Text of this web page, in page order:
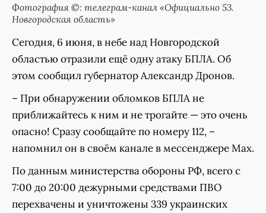
Фотография ©: телеграм-канал «Официально 53.
Новгородская область»
Сегодня, 6 июня, в небе над Новгородской
областью отразили ещё одну атаку БПЛА. Об
этом сообщил губернатор Александр Дронов.
– При обнаружении обломков БПЛА не
приближайтесь к ним и не трогайте — это очень
опасно! Сразу сообщайте по номеру 112, –
напомнил он в своём канале в мессенджере Мах.
По данным министерства обороны РФ, всего с
7:00 до 20:00 дежурными средствами ПВО
перехвачены и уничтожены 339 украинских